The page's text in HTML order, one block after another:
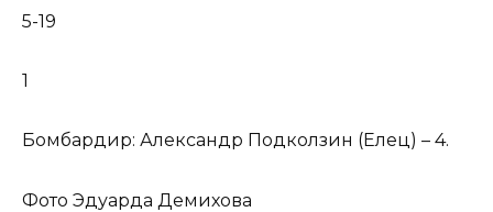
5-19
1
Бомбардир: Александр Подколзин (Елец) – 4.
Фото Эдуарда Демихова